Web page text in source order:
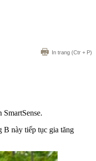
In trang (Ctr + P)
B này tiếp tục gia tăng